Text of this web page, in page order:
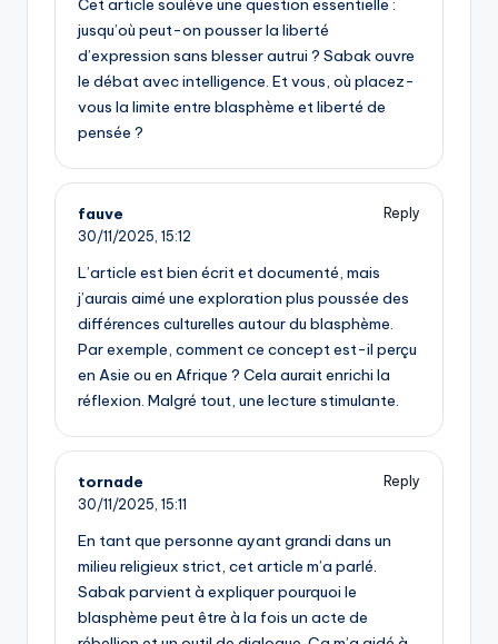
Cet article soulève une question essentielle :
jusqu’où peut-on pousser la liberté
d’expression sans blesser autrui ? Sabak ouvre
le débat avec intelligence. Et vous, où placez-
vous la limite entre blasphème et liberté de
pensée ?
fauve
Reply
30/11/2025, 15:12
L’article est bien écrit et documenté, mais
j’aurais aimé une exploration plus poussée des
différences culturelles autour du blasphème.
Par exemple, comment ce concept est-il perçu
en Asie ou en Afrique ? Cela aurait enrichi la
réflexion. Malgré tout, une lecture stimulante.
tornade
Reply
30/11/2025, 15:11
En tant que personne ayant grandi dans un
milieu religieux strict, cet article m’a parlé.
Sabak parvient à expliquer pourquoi le
blasphème peut être à la fois un acte de